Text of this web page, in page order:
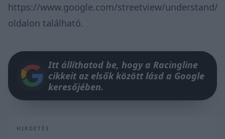
https://www.google.com/streetview/understand/
oldalon található.
Itt állíthatod be, hogy a Racingline
cikkeit az elsők között lásd a Google
keresőjében.
HIRDETÉS